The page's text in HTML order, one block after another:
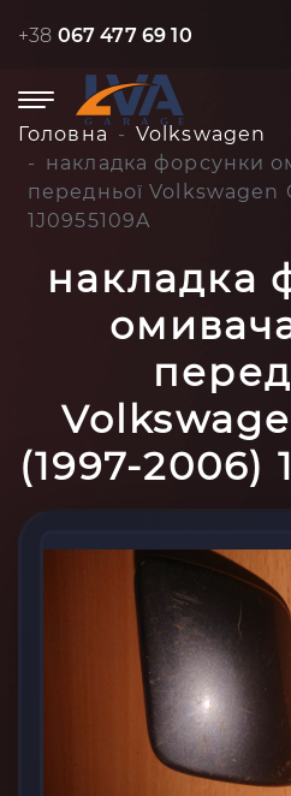
+38 067 477 69 10
Головна
Volkswagen
накладка форсунки
передньої Volkswagen
1J0955109A
накладка
(1997-2006)